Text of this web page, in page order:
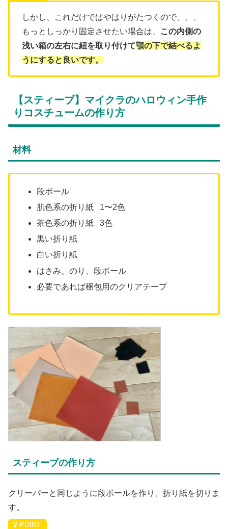
しかし、これだけではやはりがたつくので、、、
もっとしっかり固定させたい場合は、
この内側の
浅い箱の左右に紐を取り付けて顎の下で結べるよ
うにすると良いです。
【スティーブ】マイクラのハロウィン手作
りコスチュームの作り方
材料
段ボール
肌色系の折り紙 1〜2色
茶色系の折り紙 3色
黒い折り紙
白い折り紙
はさみ、のり、段ボール
必要であれば梱包用のクリアテープ
スティーブの作り方
クリーパーと同じように段ボールを作り、折り紙を切りま
す。